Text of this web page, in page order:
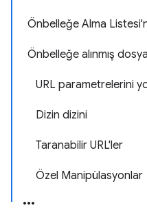
Önbelleğe Alma
Önbelleğe alınmış
URL parametrelerini
Dizin dizini
Taranabilir URL'ler
Özel Manipülasyonlar